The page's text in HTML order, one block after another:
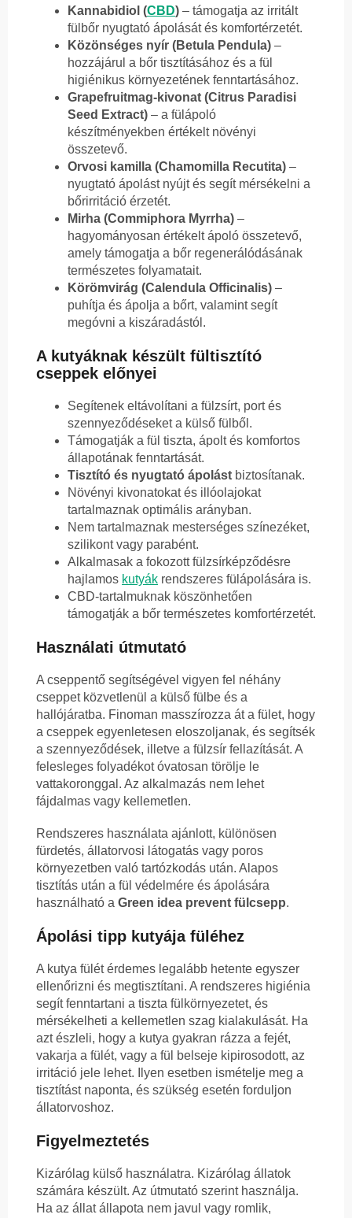
Kannabidiol (CBD) – támogatja az irritált
fülbőr nyugtató ápolását és komfortérzetét.
Közönséges nyír (Betula Pendula) –
hozzájárul a bőr tisztításához és a fül
higiénikus környezetének fenntartásához.
Grapefruitmag-kivonat (Citrus Paradisi
Seed Extract) – a fülápoló
készítményekben értékelt növényi
összetevő.
Orvosi kamilla (Chamomilla Recutita) –
nyugtató ápolást nyújt és segít mérsékelni a
bőrirritáció érzetét.
Mirha (Commiphora Myrrha) –
hagyományosan értékelt ápoló összetevő,
amely támogatja a bőr regenerálódásának
természetes folyamatait.
Körömvirág (Calendula Officinalis) –
puhítja és ápolja a bőrt, valamint segít
megóvni a kiszáradástól.
A kutyáknak készült fültisztító
cseppek előnyei
Segítenek eltávolítani a fülzsírt, port és
szennyeződéseket a külső fülből.
Támogatják a fül tiszta, ápolt és komfortos
állapotának fenntartását.
Tisztító és nyugtató ápolást biztosítanak.
Növényi kivonatokat és illóolajokat
tartalmaznak optimális arányban.
Nem tartalmaznak mesterséges színezéket,
szilikont vagy parabént.
Alkalmasak a fokozott fülzsírképződésre
hajlamos kutyák rendszeres fülápolására is.
CBD-tartalmuknak köszönhetően
támogatják a bőr természetes komfortérzetét.
Használati útmutató
A cseppentő segítségével vigyen fel néhány
cseppet közvetlenül a külső fülbe és a
hallójáratba. Finoman masszírozza át a fület, hogy
a cseppek egyenletesen eloszoljanak, és segítsék
a szennyeződések, illetve a fülzsír fellazítását. A
felesleges folyadékot óvatosan törölje le
vattakoronggal. Az alkalmazás nem lehet
fájdalmas vagy kellemetlen.
Rendszeres használata ajánlott, különösen
fürdetés, állatorvosi látogatás vagy poros
környezetben való tartózkodás után. Alapos
tisztítás után a fül védelmére és ápolására
használható a Green idea prevent fülcsepp.
Ápolási tipp kutyája füléhez
A kutya fülét érdemes legalább hetente egyszer
ellenőrizni és megtisztítani. A rendszeres higiénia
segít fenntartani a tiszta fülkörnyezetet, és
mérsékelheti a kellemetlen szag kialakulását. Ha
azt észleli, hogy a kutya gyakran rázza a fejét,
vakarja a fülét, vagy a fül belseje kipirosodott, az
irritáció jele lehet. Ilyen esetben ismételje meg a
tisztítást naponta, és szükség esetén forduljon
állatorvoshoz.
Figyelmeztetés
Kizárólag külső használatra. Kizárólag állatok
számára készült. Az útmutató szerint használja.
Ha az állat állapota nem javul vagy romlik,